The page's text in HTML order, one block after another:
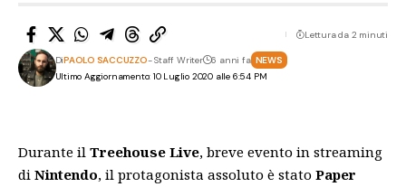
Ultimo Aggiornamento: 10 Luglio 2020 alle 6:54 PM
DiPAOLO SACCUZZO- Staff Writer 6 anni fa NEWS
Lettura da 2 minuti
Durante il Treehouse Live, breve evento in streaming
di Nintendo, il protagonista assoluto è stato Paper